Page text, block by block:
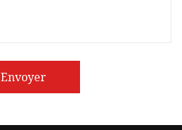
Envoyer